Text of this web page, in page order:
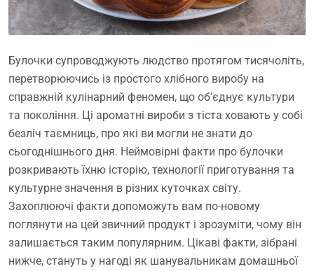
Булочки супроводжують людство протягом тисячоліть,
перетворюючись із простого хлібного виробу на
справжній кулінарний феномен, що об’єднує культури
та покоління. Ці ароматні вироби з тіста ховають у собі
безліч таємниць, про які ви могли не знати до
сьогоднішнього дня. Неймовірні факти про булочки
розкривають їхню історію, технології приготування та
культурне значення в різних куточках світу.
Захоплюючі факти допоможуть вам по-новому
поглянути на цей звичний продукт і зрозуміти, чому він
залишається таким популярним. Цікаві факти, зібрані
нижче, стануть у нагоді як шанувальникам домашньої